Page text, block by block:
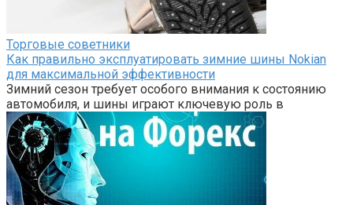
Торговые советники
Как правильно эксплуатировать зимние шины Nokian
для максимальной эффективности
Зимний сезон требует особого внимания к состоянию
автомобиля, и шины играют ключевую роль в